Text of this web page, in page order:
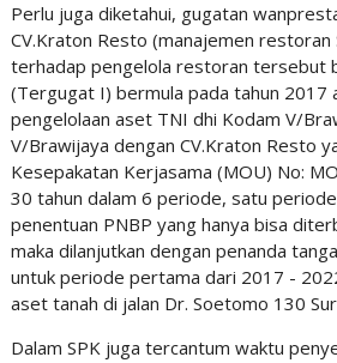
Perlu juga diketahui, gugatan
CV.Kraton Resto (manajemen restoran
terhadap pengelola restoran tersebut
(Tergugat I) bermula pada tahun 2017
pengelolaan aset TNI dhi Kodam V/
V/Brawijaya dengan CV.Kraton Resto
Kesepakatan Kerjasama (MOU) No:
30 tahun dalam 6 periode, satu
penentuan PNBP yang hanya bisa
maka dilanjutkan dengan penanda
untuk periode pertama dari 2017 -
aset tanah di jalan Dr. Soetomo 130
Dalam SPK juga tercantum waktu